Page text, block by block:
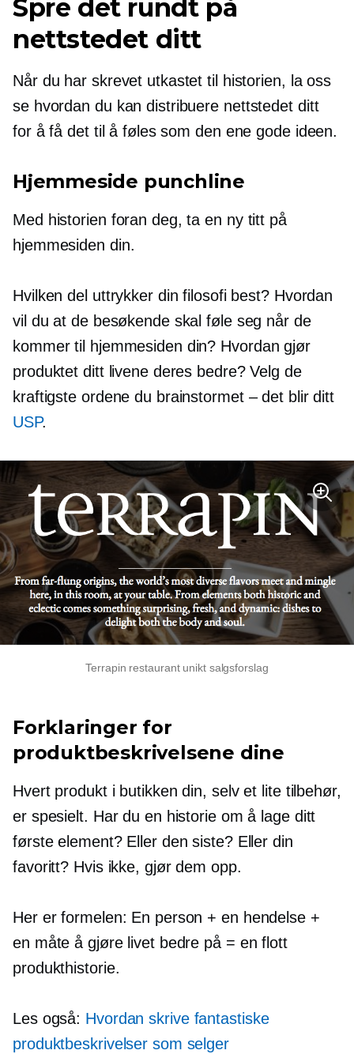
Spre det rundt på
nettstedet ditt
Når du har skrevet utkastet til historien, la oss
se hvordan du kan distribuere nettstedet ditt
for å få det til å føles som den ene gode ideen.
Hjemmeside punchline
Med historien foran deg, ta en ny titt på
hjemmesiden din.
Hvilken del uttrykker din filosofi best? Hvordan
vil du at de besøkende skal føle seg når de
kommer til hjemmesiden din? Hvordan gjør
produktet ditt livene deres bedre? Velg de
kraftigste ordene du brainstormet – det blir ditt
USP.
Terrapin restaurant unikt salgsforslag
Forklaringer for
produktbeskrivelsene dine
Hvert produkt i butikken din, selv et lite tilbehør,
er spesielt. Har du en historie om å lage ditt
første element? Eller den siste? Eller din
favoritt? Hvis ikke, gjør dem opp.
Her er formelen: En person + en hendelse +
en måte å gjøre livet bedre på = en flott
produkthistorie.
Les også: Hvordan skrive fantastiske
produktbeskrivelser som selger